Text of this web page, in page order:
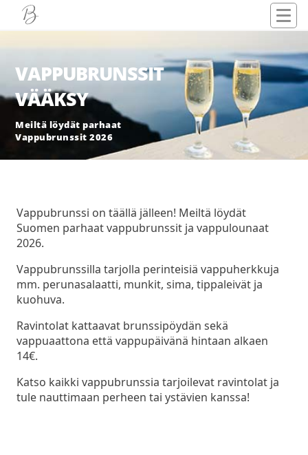
VAPPUBRUNSSIT
VÄÄKSY
Meiltä löydät parhaat
Vappubrunssit 2026
Vappubrunssi on täällä jälleen! Meiltä löydät
Suomen parhaat vappubrunssit ja vappulounaat
2026.
Vappubrunssilla tarjolla perinteisiä vappuherkkuja
mm. perunasalaatti, munkit, sima, tippaleivät ja
kuohuva.
Ravintolat kattaavat brunssipöydän sekä
vappuaattona että vappupäivänä hintaan alkaen
14€.
Katso kaikki vappubrunssia tarjoilevat ravintolat ja
tule nauttimaan perheen tai ystävien kanssa!